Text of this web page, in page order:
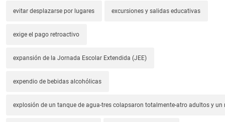
evitar desplazarse por lugares excursiones y salidas educativas
exige el pago retroactivo
expansión de la Jornada Escolar Extendida (JEE)
expendio de bebidas alcohólicas
explosión de un tanque de agua-tres colapsaron totalmente-atro adultos y un